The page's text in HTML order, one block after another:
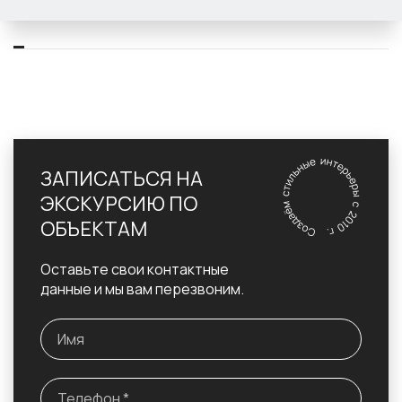
ЗАПИСАТЬСЯ НА
ЭКСКУРСИЮ ПО
ОБЪЕКТАМ
Оставьте свои контактные
данные и мы вам перезвоним.